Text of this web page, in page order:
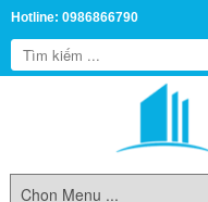
Hotline: 0986866790